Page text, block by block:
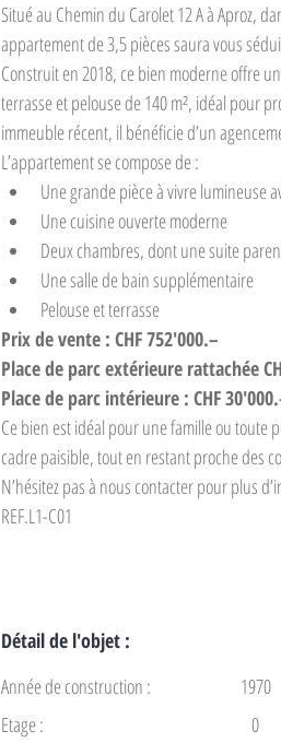
Situé au Chemin du Carolet 12 A à Aproz,
appartement de 3,5 pièces saura vous
Construit en 2018, ce bien moderne offre
terrasse et pelouse de 140 m², idéal pour
immeuble récent, il bénéficie d’un
L’appartement se compose de :
Une grande pièce à vivre lumineuse
Une cuisine ouverte moderne
Deux chambres, dont une suite
Une salle de bain supplémentaire
Pelouse et terrasse
Prix de vente : CHF 752'000.–
Place de parc extérieure rattachée
Place de parc intérieure : CHF
Ce bien est idéal pour une famille ou
cadre paisible, tout en restant proche des
N’hésitez pas à nous contacter pour plus
REF.L1-C01
Détail de l'objet :
Année de construction :
1970
Etage :
0